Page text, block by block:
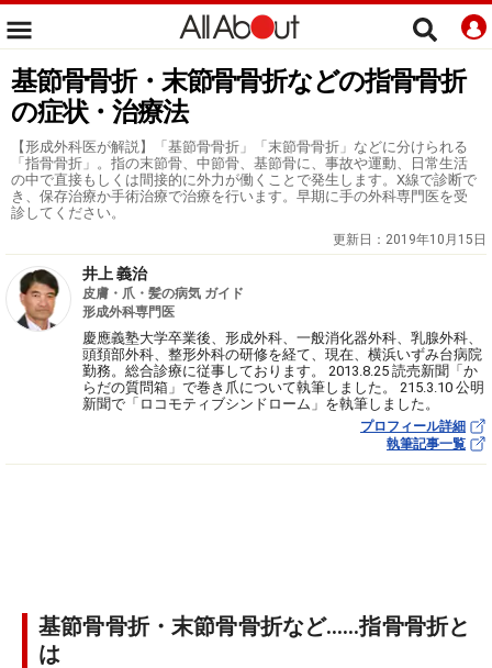
基節骨骨折・末節骨骨折などの指骨骨折
の症状・治療法
【形成外科医が解説】「基節骨骨折」「末節骨骨折」などに分けられる
「指骨骨折」。指の末節骨、中節骨、基節骨に、事故や運動、日常生活
の中で直接もしくは間接的に外力が働くことで発生します。X線で診断で
き、保存治療か手術治療で治療を行います。早期に手の外科専門医を受
診してください。
更新日： 2019年10月15日
井上 義治
皮膚・爪・髪の病気 ガイド
形成外科専門医
慶應義塾大学卒業後、形成外科、一般消化器外科、乳腺外科、
頭頚部外科、整形外科の研修を経て、現在、横浜いずみ台病院
勤務。総合診療に従事しております。 2013.8.25 読売新聞「か
らだの質問箱」で巻き爪について執筆しました。 215.3.10 公明
新聞で「ロコモティブシンドローム」を執筆しました。
プロフィール詳細
執筆記事一覧
基節骨骨折・末節骨骨折など……指骨骨折と
は